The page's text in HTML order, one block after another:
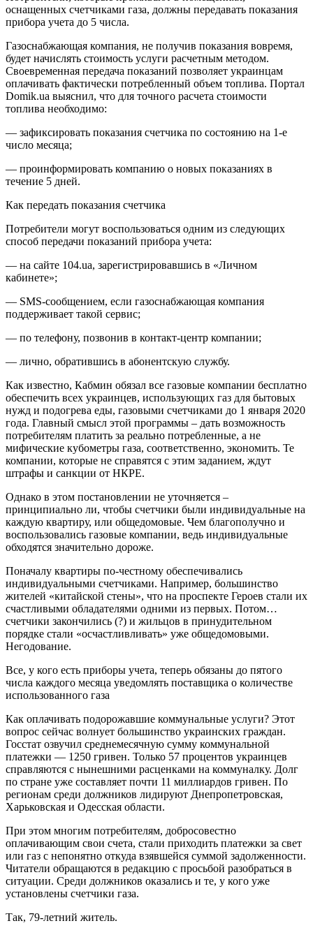
оснащенных счетчиками газа, должны передавать показания
прибора учета до 5 числа.
Газоснабжающая компания, не получив показания вовремя,
будет начислять стоимость услуги расчетным методом.
Своевременная передача показаний позволяет украинцам
оплачивать фактически потребленный объем топлива. Портал
Domik.ua выяснил, что для точного расчета стоимости
топлива необходимо:
— зафиксировать показания счетчика по состоянию на 1-е
число месяца;
— проинформировать компанию о новых показаниях в
течение 5 дней.
Как передать показания счетчика
Потребители могут воспользоваться одним из следующих
способ передачи показаний прибора учета:
— на сайте 104.ua, зарегистрировавшись в «Личном
кабинете»;
— SMS-сообщением, если газоснабжающая компания
поддерживает такой сервис;
— по телефону, позвонив в контакт-центр компании;
— лично, обратившись в абонентскую службу.
Как известно, Кабмин обязал все газовые компании бесплатно
обеспечить всех украинцев, использующих газ для бытовых
нужд и подогрева еды, газовыми счетчиками до 1 января 2020
года. Главный смысл этой программы – дать возможность
потребителям платить за реально потребленные, а не
мифические кубометры газа, соответственно, экономить. Те
компании, которые не справятся с этим заданием, ждут
штрафы и санкции от НКРЕ.
Однако в этом постановлении не уточняется –
принципиально ли, чтобы счетчики были индивидуальные на
каждую квартиру, или общедомовые. Чем благополучно и
воспользовались газовые компании, ведь индивидуальные
обходятся значительно дороже.
Поначалу квартиры по-честному обеспечивались
индивидуальными счетчиками. Например, большинство
жителей «китайской стены», что на проспекте Героев стали их
счастливыми обладателями одними из первых. Потом…
счетчики закончились (?) и жильцов в принудительном
порядке стали «осчастливливать» уже общедомовыми.
Негодование.
Все, у кого есть приборы учета, теперь обязаны до пятого
числа каждого месяца уведомлять поставщика о количестве
использованного газа
Как оплачивать подорожавшие коммунальные услуги? Этот
вопрос сейчас волнует большинство украинских граждан.
Госстат озвучил среднемесячную сумму коммунальной
платежки — 1250 гривен. Только 57 процентов украинцев
справляются с нынешними расценками на коммуналку. Долг
по стране уже составляет почти 11 миллиардов гривен. По
регионам среди должников лидируют Днепропетровская,
Харьковская и Одесская области.
При этом многим потребителям, добросовестно
оплачивающим свои счета, стали приходить платежки за свет
или газ с непонятно откуда взявшейся суммой задолженности.
Читатели обращаются в редакцию с просьбой разобраться в
ситуации. Среди должников оказались и те, у кого уже
установлены счетчики газа.
Так, 79-летний житель.